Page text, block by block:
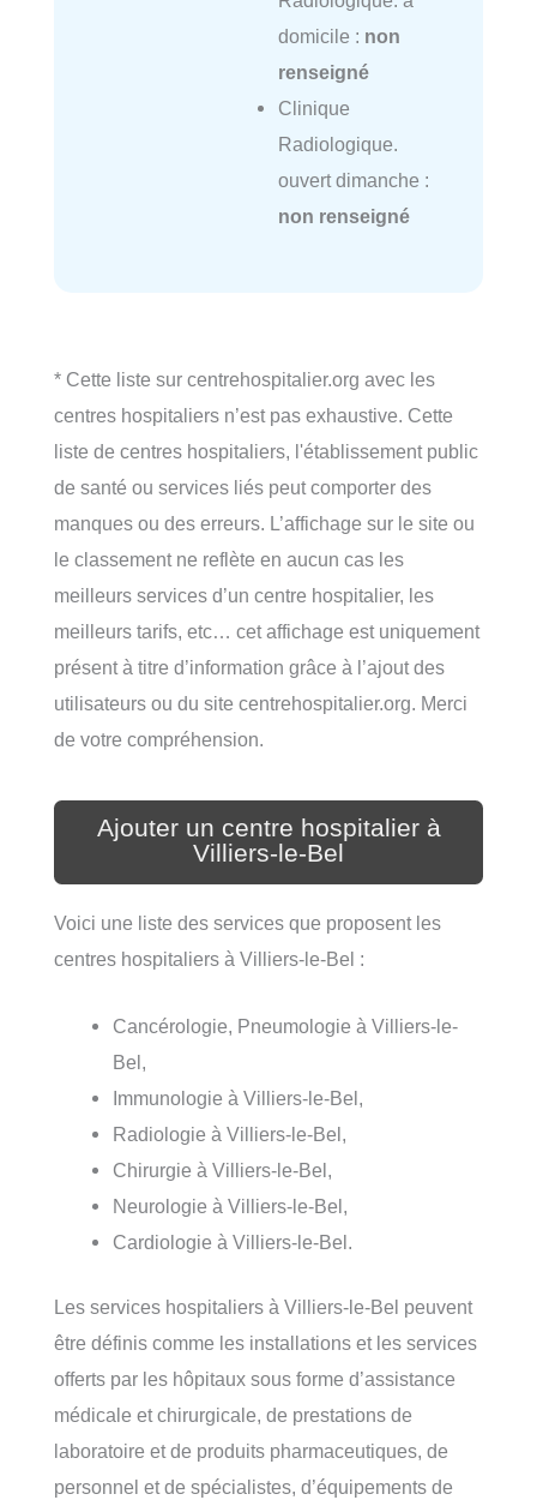
domicile : non
renseigné
Clinique
Radiologique.
ouvert dimanche :
non renseigné
* Cette liste sur centrehospitalier.org avec les
centres hospitaliers n’est pas exhaustive. Cette
liste de centres hospitaliers, l'établissement public
de santé ou services liés peut comporter des
manques ou des erreurs. L’affichage sur le site ou
le classement ne reflète en aucun cas les
meilleurs services d’un centre hospitalier, les
meilleurs tarifs, etc… cet affichage est uniquement
présent à titre d’information grâce à l’ajout des
utilisateurs ou du site centrehospitalier.org. Merci
de votre compréhension.
Ajouter un centre hospitalier à
Villiers-le-Bel
Voici une liste des services que proposent les
centres hospitaliers à Villiers-le-Bel :
Cancérologie, Pneumologie à Villiers-le-
Bel,
Immunologie à Villiers-le-Bel,
Radiologie à Villiers-le-Bel,
Chirurgie à Villiers-le-Bel,
Neurologie à Villiers-le-Bel,
Cardiologie à Villiers-le-Bel.
Les services hospitaliers à Villiers-le-Bel peuvent
être définis comme les installations et les services
offerts par les hôpitaux sous forme d’assistance
médicale et chirurgicale, de prestations de
laboratoire et de produits pharmaceutiques, de
personnel et de spécialistes, d’équipements de